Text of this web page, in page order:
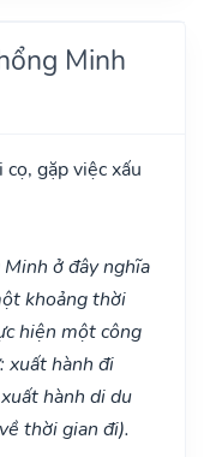
Minh
gặp việc xấu
ở đây nghĩa
khoảng thời
hiện một công
xuất hành đi
hành di du
thời gian đi).